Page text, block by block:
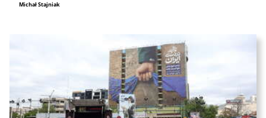
Michał Stajniak